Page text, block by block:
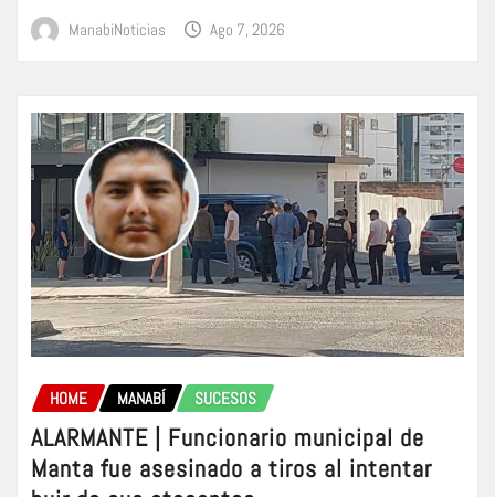
ManabiNoticias Ago 7, 2026
HOME MANABÍ SUCESOS
ALARMANTE | Funcionario municipal de
Manta fue asesinado a tiros al intentar